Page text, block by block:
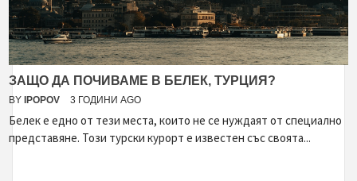
ЗАЩО ДА ПОЧИВАМЕ В БЕЛЕК, ТУРЦИЯ?
BY IPOPOV 3 ГОДИНИ AGO
Белек е едно от тези места, които не се нуждаят от специално
представяне. Този турски курорт е известен със своята...